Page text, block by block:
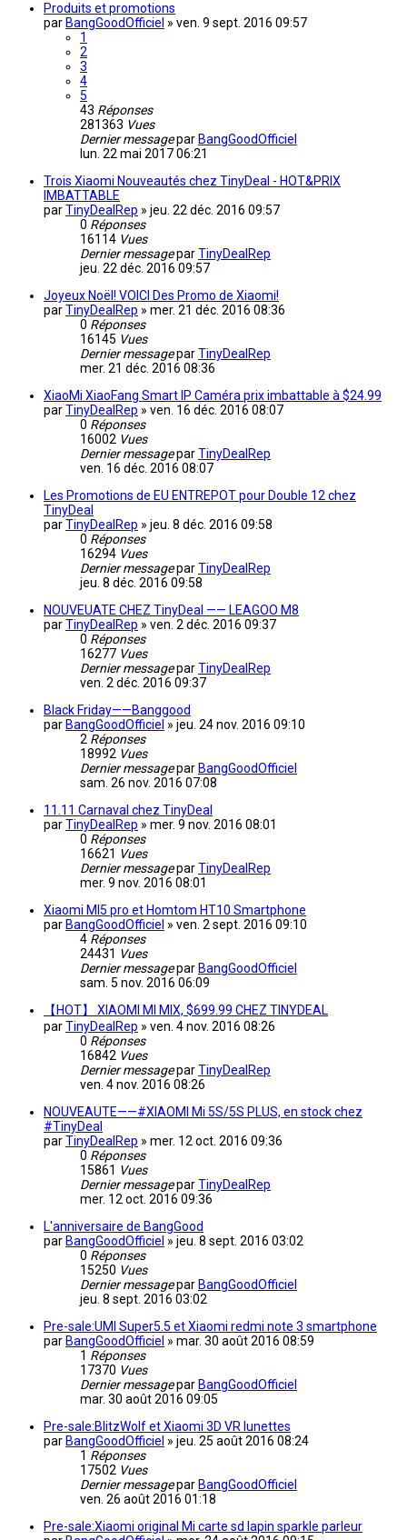
Produits et promotions
par BangGoodOfficiel » ven. 9 sept. 2016 09:57
1
2
3
4
5
43 Réponses
281363 Vues
Dernier messagepar BangGoodOfficiel
lun. 22 mai 2017 06:21
Trois Xiaomi Nouveautés chez TinyDeal - HOT&PRIX
IMBATTABLE
parTinyDealRep » jeu. 22 déc. 2016 09:57
0 Réponses
16114 Vues
Dernier messageparTinyDealRep
jeu. 22 déc. 2016 09:57
Joyeux Noël! VOICI Des Promo de Xiaomi!
parTinyDealRep » mer. 21 déc. 2016 08:36
0 Réponses
16145 Vues
Dernier messageparTinyDealRep
mer. 21 déc. 2016 08:36
XiaoMi XiaoFang Smart IP Caméra prix imbattable à $24.99
parTinyDealRep » ven. 16 déc. 2016 08:07
0 Réponses
16002 Vues
Dernier messageparTinyDealRep
ven. 16 déc. 2016 08:07
Les Promotions de EU ENTREPOT pour Double 12 chez
TinyDeal
parTinyDealRep » jeu. 8 déc. 2016 09:58
0 Réponses
16294 Vues
Dernier messageparTinyDealRep
jeu. 8 déc. 2016 09:58
NOUVEUATE CHEZ TinyDeal —— LEAGOO M8
parTinyDealRep » ven. 2 déc. 2016 09:37
0 Réponses
16277 Vues
Dernier messageparTinyDealRep
ven. 2 déc. 2016 09:37
Black Friday——Banggood
par BangGoodOfficiel » jeu. 24 nov. 2016 09:10
2 Réponses
18992 Vues
Dernier messagepar BangGoodOfficiel
sam. 26 nov. 2016 07:08
11.11 Carnaval chez TinyDeal
parTinyDealRep » mer. 9 nov. 2016 08:01
0 Réponses
16621 Vues
Dernier messageparTinyDealRep
mer. 9 nov. 2016 08:01
Xiaomi MI5 pro et Homtom HT10 Smartphone
par BangGoodOfficiel » ven. 2 sept. 2016 09:10
4 Réponses
24431 Vues
Dernier messagepar BangGoodOfficiel
sam. 5 nov. 2016 06:09
【HOT】 XIAOMI MI MIX, $699.99 CHEZ TINYDEAL
parTinyDealRep » ven. 4 nov. 2016 08:26
0 Réponses
16842 Vues
Dernier messageparTinyDealRep
ven. 4 nov. 2016 08:26
NOUVEAUTE——#XIAOMI Mi 5S/5S PLUS, en stock chez
#TinyDeal
parTinyDealRep » mer. 12 oct. 2016 09:36
0 Réponses
15861 Vues
Dernier messageparTinyDealRep
mer. 12 oct. 2016 09:36
L'anniversaire de BangGood
par BangGoodOfficiel » jeu. 8 sept. 2016 03:02
0 Réponses
15250 Vues
Dernier messagepar BangGoodOfficiel
jeu. 8 sept. 2016 03:02
Pre-sale:UMI Super5.5 et Xiaomi redmi note 3 smartphone
par BangGoodOfficiel » mar. 30 août 2016 08:59
1 Réponses
17370 Vues
Dernier messagepar BangGoodOfficiel
mar. 30 août 2016 09:05
Pre-sale:BlitzWolf et Xiaomi 3D VR lunettes
par BangGoodOfficiel » jeu. 25 août 2016 08:24
1 Réponses
17502 Vues
Dernier messagepar BangGoodOfficiel
ven. 26 août 2016 01:18
Pre-sale:Xiaomi original Mi carte sd lapin sparkle parleur